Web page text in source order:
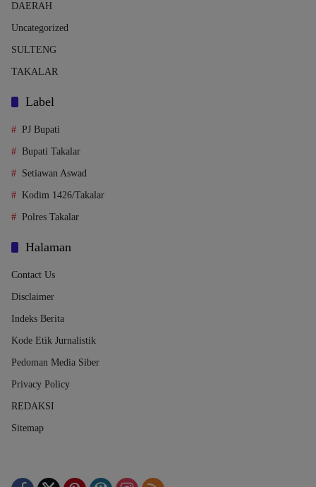
DAERAH
Uncategorized
SULTENG
TAKALAR
Label
PJ Bupati
Bupati Takalar
Setiawan Aswad
Kodim 1426/Takalar
Polres Takalar
Halaman
Contact Us
Disclaimer
Indeks Berita
Kode Etik Jurnalistik
Pedoman Media Siber
Privacy Policy
REDAKSI
Sitemap